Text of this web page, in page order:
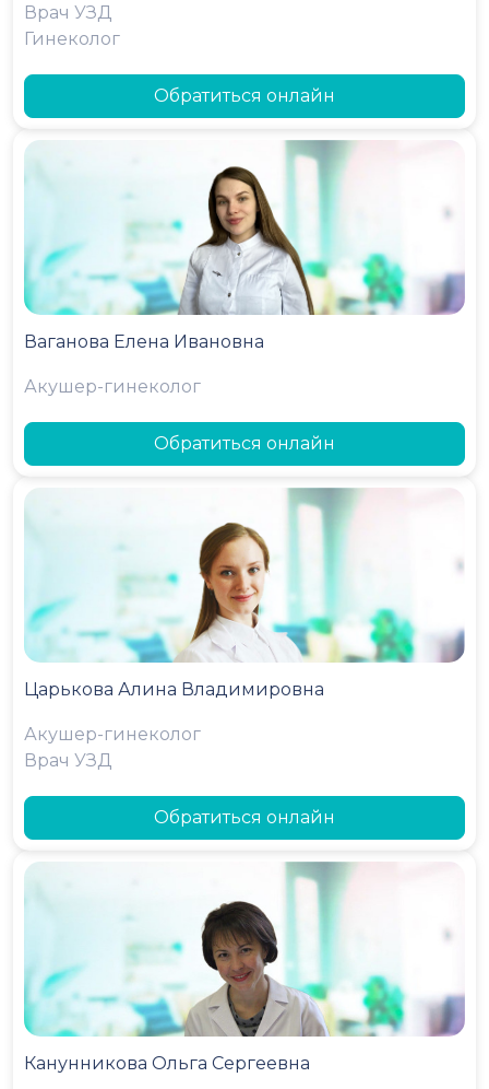
Врач УЗД
Гинеколог
Обратиться онлайн
Ваганова Елена Ивановна
Акушер-гинеколог
Обратиться онлайн
Царькова Алина Владимировна
Акушер-гинеколог
Врач УЗД
Обратиться онлайн
Канунникова Ольга Сергеевна